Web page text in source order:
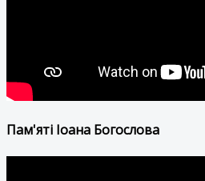
Пам'яті Іоана Богослова